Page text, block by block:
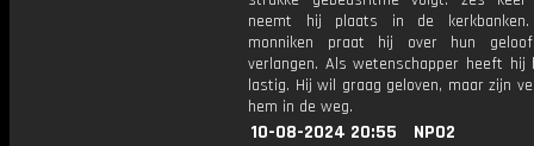
neemt hij plaats in de
monniken praat hij over hun
verlangen. Als wetenschapper heeft hij
lastig. Hij wil graag geloven, maar zijn
hem in de weg.
10-08-2024 20:55
NPO2